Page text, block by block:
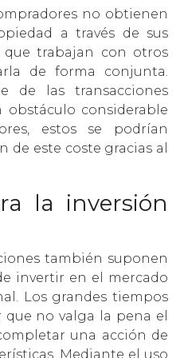
no obtienen
a través de sus
que trabajan con otros
de forma conjunta.
de las transacciones
considerable
estos se podrían
de este coste gracias al
la inversión
también suponen
invertir en el mercado
Los grandes tiempos
no valga la pena el
una acción de
Mediante el uso